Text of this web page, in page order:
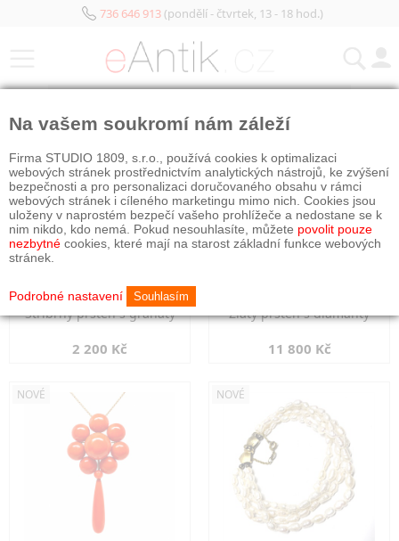
736 646 913(pondělí - čtvrtek, 13 - 18 hod.)
Stříbrný prsten s granáty
2 200 Kč
Zlatý prsten s diamanty
11 800 Kč
NOVÉ NOVÉ
Na vašem soukromí nám záleží
Firma STUDIO 1809, s.r.o., používá cookies k optimalizaci
webových stránek prostřednictvím analytických nástrojů, ke zvýšení
bezpečnosti a pro personalizaci doručovaného obsahu v rámci
webových stránek i cíleného marketingu mimo nich. Cookies jsou
uloženy v naprostém bezpečí vašeho prohlížeče a nedostane se k
nim nikdo, kdo nemá. Pokud nesouhlasíte, můžete povolit pouze
nezbytné cookies, které mají na starost základní funkce webových
stránek.
Podrobné nastavení Souhlasím